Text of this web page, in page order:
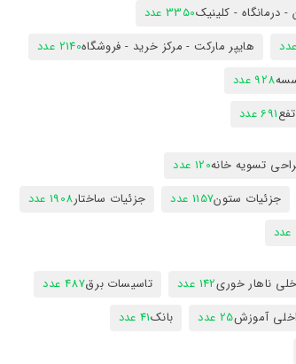
- درمانگاه - کلینیک3350 عدد
هایپر مارکت - مرکز خرید - فروشگاه2140 عدد
928 عدد
691 عدد
تسویه خانه120 عدد
جزئیات ستون1157 عدد جزئیات ساختار1908 عدد
ناهار خوری142 عدد تاسیسات برق487 عدد
آموزش25 عدد بانک41 عدد